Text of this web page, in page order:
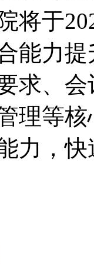
将于
能力
求、
理等
力，